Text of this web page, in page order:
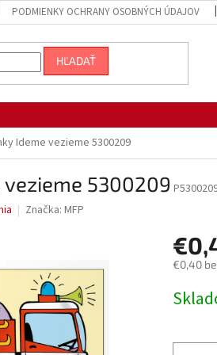
PODMIENKY OCHRANY OSOBNÝCH ÚDAJOV
HĽADAŤ
Ideme vezieme 5300209
5300209
Značka: MFP
€0,40
cena: